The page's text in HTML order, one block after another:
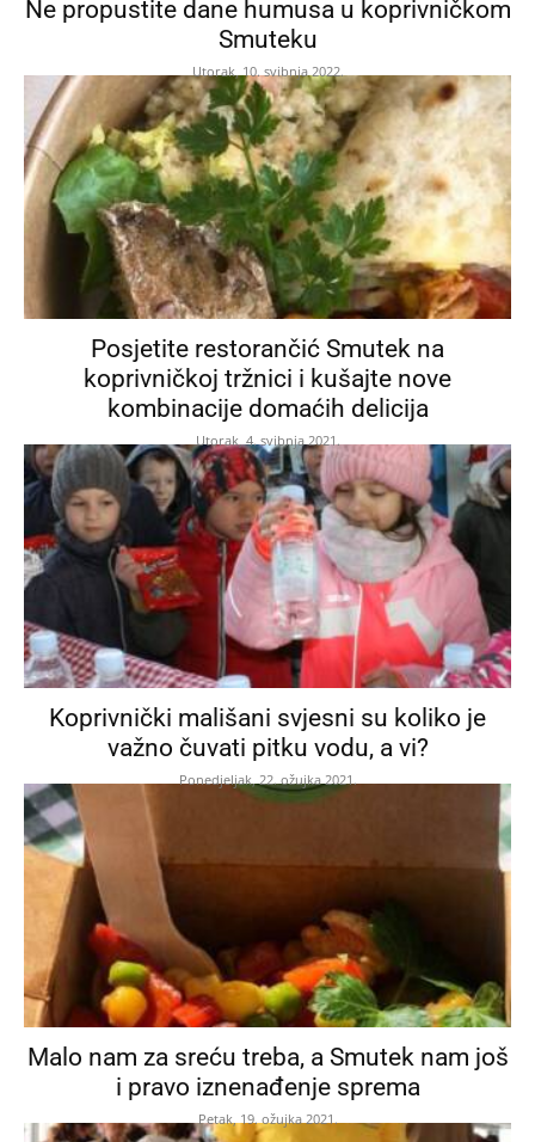
Ne propustite dane humusa u koprivničkom
Smuteku
Utorak, 10. svibnja 2022.
Posjetite restorančić Smutek na
koprivničkoj tržnici i kušajte nove
kombinacije domaćih delicija
Utorak, 4. svibnja 2021.
Koprivnički mališani svjesni su koliko je
važno čuvati pitku vodu, a vi?
Ponedjeljak, 22. ožujka 2021.
Malo nam za sreću treba, a Smutek nam još
i pravo iznenađenje sprema
Petak, 19. ožujka 2021.